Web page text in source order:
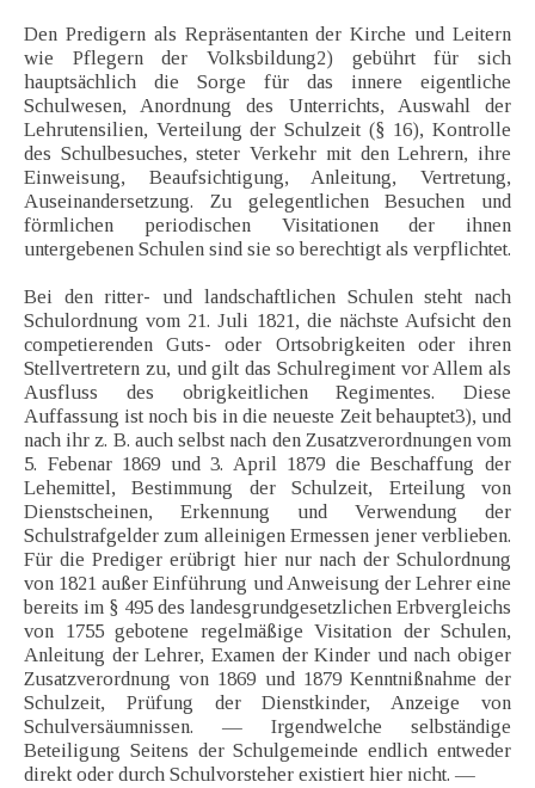
Den Predigern als Repräsentanten der Kirche und Leitern
wie Pflegern der Volksbildung2) gebührt für sich
hauptsächlich die Sorge für das innere eigentliche
Schulwesen, Anordnung des Unterrichts, Auswahl der
Lehrutensilien, Verteilung der Schulzeit (§ 16), Kontrolle
des Schulbesuches, steter Verkehr mit den Lehrern, ihre
Einweisung, Beaufsichtigung, Anleitung, Vertretung,
Auseinandersetzung. Zu gelegentlichen Besuchen und
förmlichen periodischen Visitationen der ihnen
untergebenen Schulen sind sie so berechtigt als verpflichtet.
Bei den ritter- und landschaftlichen Schulen steht nach
Schulordnung vom 21. Juli 1821, die nächste Aufsicht den
competierenden Guts- oder Ortsobrigkeiten oder ihren
Stellvertretern zu, und gilt das Schulregiment vor Allem als
Ausfluss des obrigkeitlichen Regimentes. Diese
Auffassung ist noch bis in die neueste Zeit behauptet3), und
nach ihr z. B. auch selbst nach den Zusatzverordnungen vom
5. Febenar 1869 und 3. April 1879 die Beschaffung der
Lehemittel, Bestimmung der Schulzeit, Erteilung von
Dienstscheinen, Erkennung und Verwendung der
Schulstrafgelder zum alleinigen Ermessen jener verblieben.
Für die Prediger erübrigt hier nur nach der Schulordnung
von 1821 außer Einführung und Anweisung der Lehrer eine
bereits im § 495 des landesgrundgesetzlichen Erbvergleichs
von 1755 gebotene regelmäßige Visitation der Schulen,
Anleitung der Lehrer, Examen der Kinder und nach obiger
Zusatzverordnung von 1869 und 1879 Kenntnißnahme der
Schulzeit, Prüfung der Dienstkinder, Anzeige von
Schulversäumnissen. — Irgendwelche selbständige
Beteiligung Seitens der Schulgemeinde endlich entweder
direkt oder durch Schulvorsteher existiert hier nicht. —